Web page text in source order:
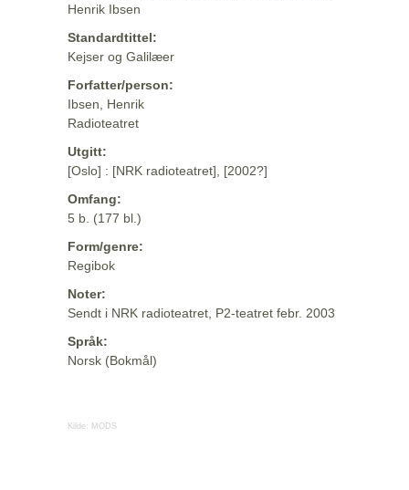
Henrik Ibsen
Standardtittel:
Kejser og Galilæer
Forfatter/person:
Ibsen, Henrik
Radioteatret
Utgitt:
[Oslo] : [NRK radioteatret], [2002?]
Omfang:
5 b. (177 bl.)
Form/genre:
Regibok
Noter:
Sendt i NRK radioteatret, P2-teatret febr. 2003
Språk:
Norsk (Bokmål)
Kilde: MODS